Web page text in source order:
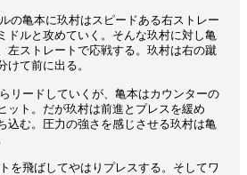
の亀本に玖村はスピードある右ストレー
ドルと攻めていく。そんな玖村に対し亀
左ストレートで応戦する。玖村は右の蹴
けて前に出る。
リードしていくが、亀本はカウンターの
ット。だが玖村は前進とプレスを緩め
込む。圧力の強さを感じさせる玖村は亀
を飛ばしてやはりプレスする。そしてワ